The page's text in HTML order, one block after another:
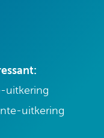
uitkering
uitkering